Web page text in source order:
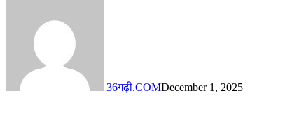
36गढ़ी.COMDecember 1, 2025